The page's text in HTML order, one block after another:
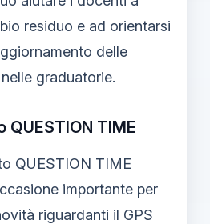
residuo e ad orientarsi
delle
graduatorie.
TIME
QUESTION TIME
importante per
riguardanti il GPS